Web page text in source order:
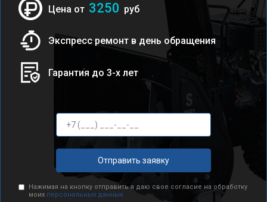
Цена от 3250 руб
Экспресс ремонт в день обращения
Гарантия до 3-х лет
Отправить заявку
Нажимая на кнопку отправить я даю свое согласие на обработку
моих персональных данных.